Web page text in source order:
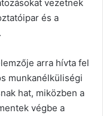
vezetnek
és a
arra hívta fel
munkanélküliségi
hat, miközben a
végbe a